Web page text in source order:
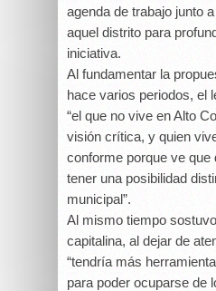
agenda de trabajo junto
aquel distrito para
iniciativa.
Al fundamentar la
hace varios periodos, el
“el que no vive en Alto
visión crítica, y quien
conforme porque ve que
tener una posibilidad
municipal”.
Al mismo tiempo
capitalina, al dejar de
“tendría más
para poder ocuparse de